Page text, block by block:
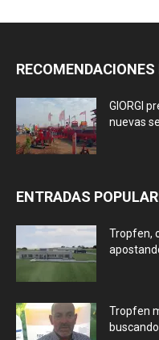
RECOMENDACIONES
GIORGI
nuevas
ENTRADAS
Tropfen,
Tropfen